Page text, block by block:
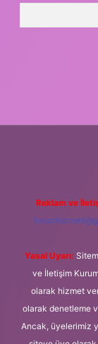
Reklam ve
Yasal Uyarı:
ve İletişim
olarak hizmet
olarak denetleme
Ancak, üyelerimiz